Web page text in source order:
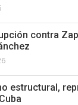
contra
estructural,